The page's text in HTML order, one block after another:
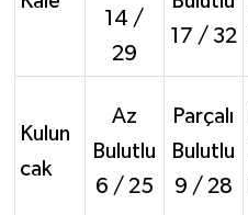
14 /
29
17 / 32
Kulun
cak
Az
Bulutlu
6 / 25
Parçalı
Bulutlu
9 / 28